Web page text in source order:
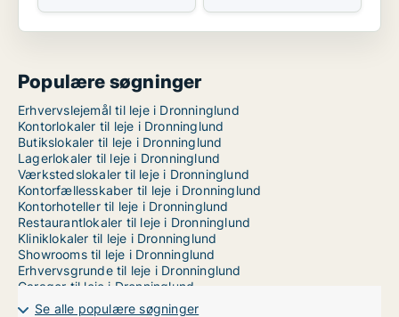
Populære søgninger
Erhvervslejemål til leje i Dronninglund
Kontorlokaler til leje i Dronninglund
Butikslokaler til leje i Dronninglund
Lagerlokaler til leje i Dronninglund
Værkstedslokaler til leje i Dronninglund
Kontorfællesskaber til leje i Dronninglund
Kontorhoteller til leje i Dronninglund
Restaurantlokaler til leje i Dronninglund
Kliniklokaler til leje i Dronninglund
Showrooms til leje i Dronninglund
Erhvervsgrunde til leje i Dronninglund
Garager til leje i Dronninglund
Erhvervslokaler til leje i Aalborg
Se alle populære søgninger